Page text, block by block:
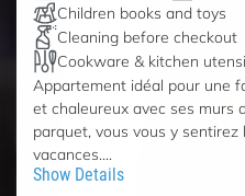
Children books and toys
Cleaning before checkout
Cookware & kitchen
Appartement idéal pour une
et chaleureux avec ses murs
parquet, vous vous y
vacances....
Show Details